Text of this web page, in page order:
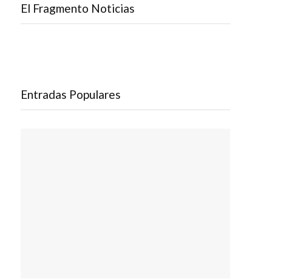
El Fragmento Noticias
Entradas Populares